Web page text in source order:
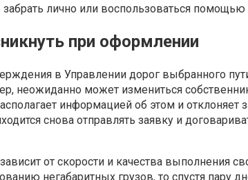
лично или воспользоваться помощью
при оформлении
в Управлении дорог выбранного
неожиданно может измениться
информацией об этом и отклоняет
снова отправлять заявку и
от скорости и качества выполнения
негабаритных грузов, то спустя